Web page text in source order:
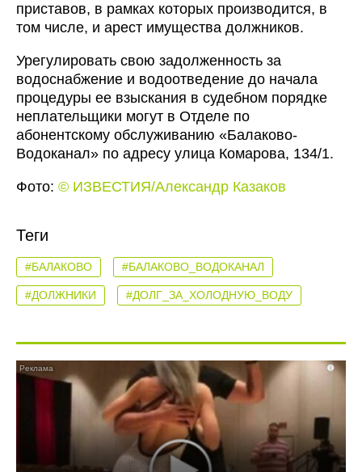
приставов, в рамках которых производится, в
том числе, и арест имущества должников.
Урегулировать свою задолженность за
водоснабжение и водоотведение до начала
процедуры ее взыскания в судебном порядке
неплательщики могут в Отделе по
абонентскому обслуживанию «Балаково-
Водоканал» по адресу улица Комарова, 134/1.
Фото: © ИЗВЕСТИЯ/Александр Казаков
Теги
#БАЛАКОВО #БАЛАКОВО_ВОДОКАНАЛ
#ДОЛЖНИКИ #ДОЛГ_ЗА_ХОЛОДНУЮ_ВОДУ
i